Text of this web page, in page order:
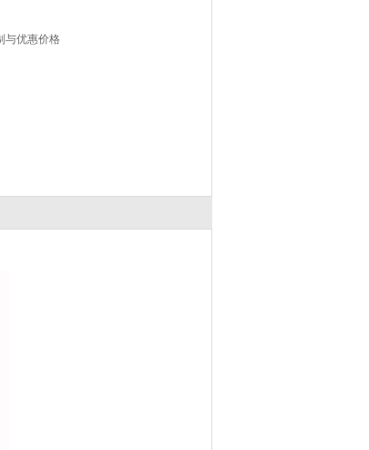
与优惠价格